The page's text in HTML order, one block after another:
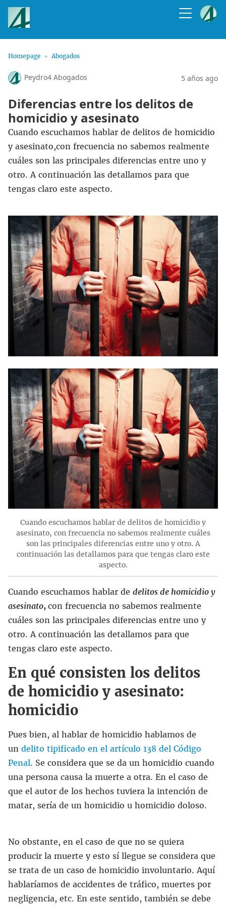
Homepage Abogados
Peydro4 Abogados 5 años ago
Diferencias entre los delitos de
homicidio y asesinato
Cuando escuchamos hablar de delitos de homicidio
y asesinato,con frecuencia no sabemos realmente
cuáles son las principales diferencias entre uno y
otro. A continuación las detallamos para que
tengas claro este aspecto.
Cuando escuchamos hablar de delitos de homicidio y
asesinato, con frecuencia no sabemos realmente cuáles
son las principales diferencias entre uno y otro. A
continuación las detallamos para que tengas claro este
aspecto.
Cuando escuchamos hablar de delitos de homicidio y
asesinato, con frecuencia no sabemos realmente
cuáles son las principales diferencias entre uno y
otro. A continuación las detallamos para que
tengas claro este aspecto.
En qué consisten los delitos
de homicidio y asesinato:
homicidio
Pues bien, al hablar de homicidio hablamos de
un delito tipificado en el artículo 138 del Código
Penal. Se considera que se da un homicidio cuando
una persona causa la muerte a otra. En el caso de
que el autor de los hechos tuviera la intención de
matar, sería de un homicidio u homicidio doloso.
No obstante, en el caso de que no se quiera
producir la muerte y esto sí llegue se considera que
se trata de un caso de homicidio involuntario. Aquí
hablaríamos de accidentes de tráfico, muertes por
negligencia, etc. En este sentido, también se debe